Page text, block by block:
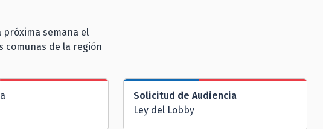
semana el
comunas de la región
Solicitud de Audiencia
Ley del Lobby